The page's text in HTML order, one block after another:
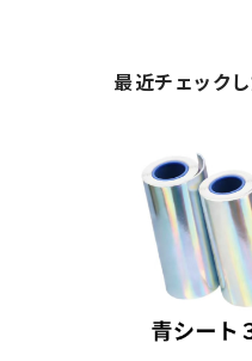
最近チェック